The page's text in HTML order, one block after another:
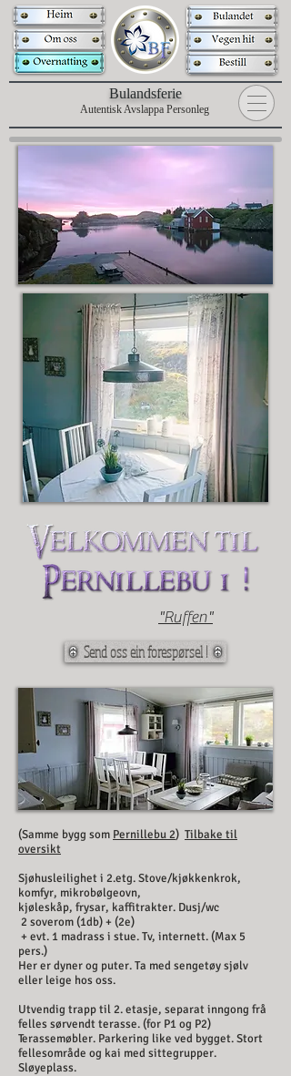
Bulandsferie
Autentisk Avslappa Personleg
"Ruffen"
Send oss ein forespørsel !
(Samme bygg som Pernillebu 2) Tilbake til
oversikt
Sjøhusleilighet i 2.etg. Stove/kjøkkenkrok,
komfyr, mikrobølgeovn,
kjøleskåp, frysar, kaffitrakter. Dusj/wc
2 soverom (1db) + (2e)
+ evt. 1 madrass i stue. Tv, internett. (Max 5
pers.)
Her er dyner og puter. Ta med sengetøy sjølv
eller leige hos oss.
Utvendig trapp til 2. etasje, separat inngong frå
felles sørvendt terasse. (for P1 og P2)
Terassemøbler. Parkering like ved bygget. Stort
fellesområde og kai med sittegrupper.
Sløyeplass.